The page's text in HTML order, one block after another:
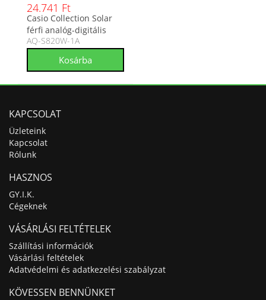
24.741 Ft
Casio Collection Solar
férfi analóg-digitális
karóra AQ-S820W-1A
AQ-S820W-1A
KAPCSOLAT
Üzleteink
Kapcsolat
Rólunk
HASZNOS
GY.I.K.
Cégeknek
VÁSÁRLÁSI FELTÉTELEK
Szállítási információk
Vásárlási feltételek
Adatvédelmi és adatkezelési szabályzat
KÖVESSEN BENNÜNKET